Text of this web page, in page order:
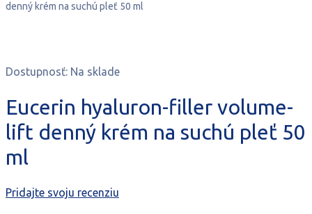
denný krém na suchú pleť 50 ml
Dostupnosť: Na sklade
Eucerin hyaluron-filler volume-
lift denný krém na suchú pleť 50
ml
Pridajte svoju recenziu